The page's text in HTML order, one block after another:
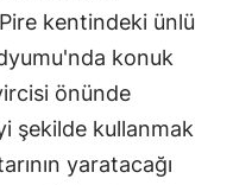
kentindeki ünlü
konuk
önünde
şekilde kullanmak
yaratacağı